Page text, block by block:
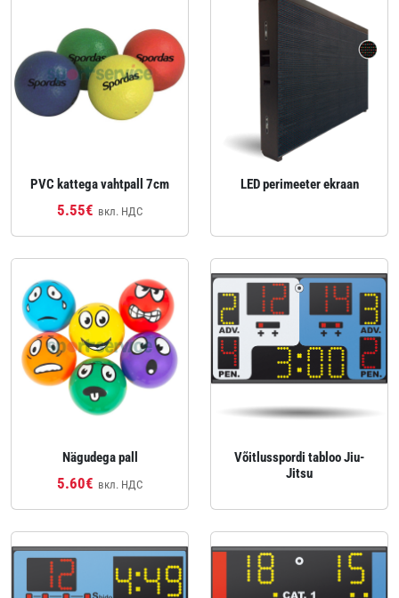
PVC kattega vahtpall 7cm
5.55€ вкл. НДС
LED perimeeter ekraan
Nägudega pall
5.60€ вкл. НДС
Võitlusspordi tabloo Jiu-
Jitsu